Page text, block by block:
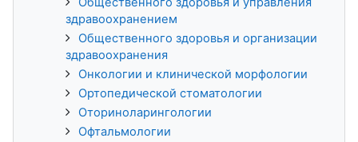
здравоохранением
Общественного здоровья и организации
здравоохранения
Онкологии и клинической морфологии
Ортопедической стоматологии
Оториноларингологии
Офтальмологии